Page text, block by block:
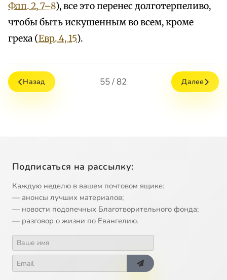
Флп. 2, 7–8), все это перенес долготерпеливо,
чтобы быть искушенным во всем, кроме
греха (Евр. 4, 15).
Назад 55 / 82 Далее
Подписаться на рассылку:
Каждую неделю в вашем почтовом ящике:
— анонсы лучших материалов;
— новости подопечных Благотворительного фонда;
— разговор о жизни по Евангелию.